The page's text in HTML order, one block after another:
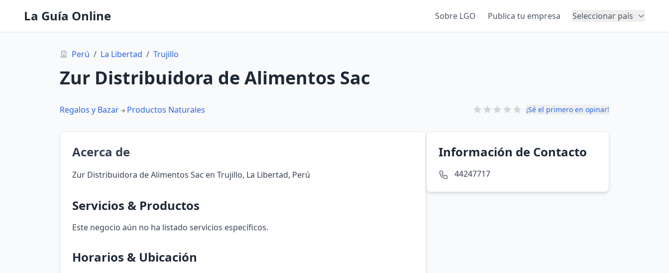
La Guía Online Sobre LGO Publica tu empresa Seleccionar país
Perú / La Libertad / Trujillo
Zur Distribuidora de Alimentos Sac
Regalos y Bazar Productos Naturales ¡Sé el primero en opinar!
Acerca de
Zur Distribuidora de Alimentos Sac en Trujillo, La Libertad, Perú
Servicios & Productos
Este negocio aún no ha listado servicios específicos.
Horarios & Ubicación
Información de Contacto
44247717